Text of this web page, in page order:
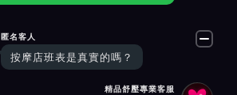
匿名客人
按摩店班表是真實的嗎？
精品舒壓專業客服